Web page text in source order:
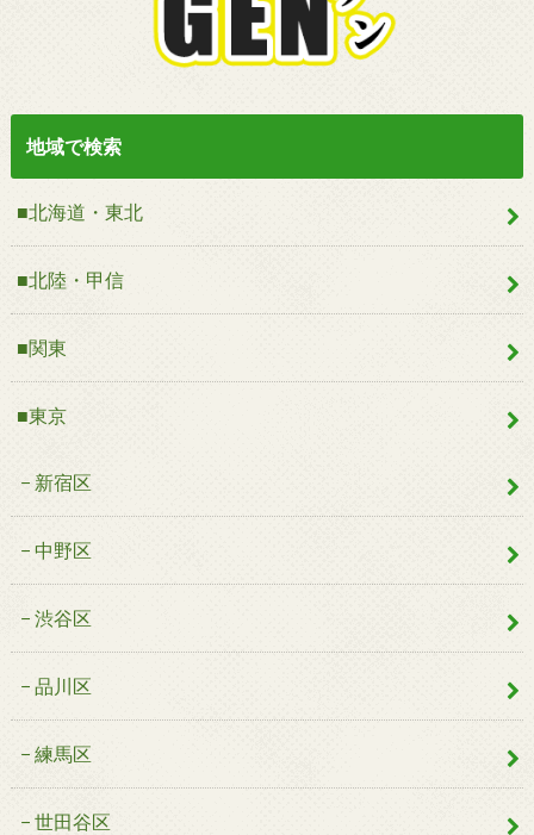
地域で検索
■北海道・東北
■北陸・甲信
■関東
■東京
新宿区
中野区
渋谷区
品川区
練馬区
世田谷区